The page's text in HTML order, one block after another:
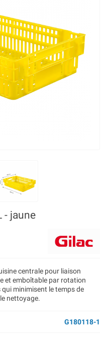
- jaune
centrale pour liaison
et emboîtable par rotation
minimisent le temps de
nettoyage.
G180118-1